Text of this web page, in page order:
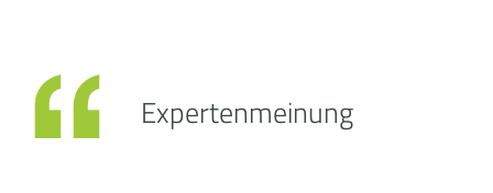
Expertenmeinung